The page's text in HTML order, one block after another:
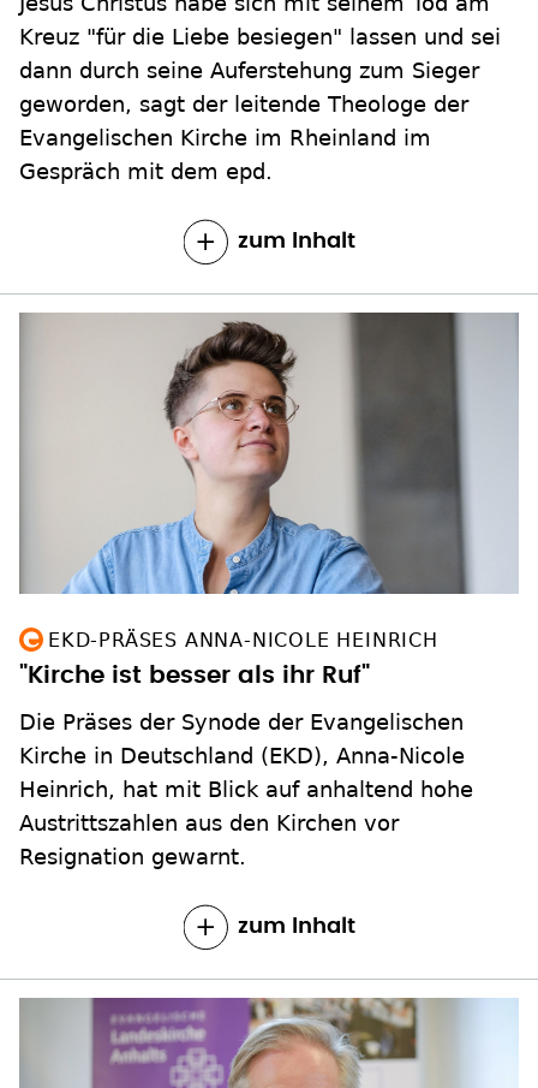
dann durch seine Auferstehung zum Sieger
geworden, sagt der leitende Theologe der
Evangelischen Kirche im Rheinland im
Gespräch mit dem epd.
zum Inhalt
EKD-PRÄSES ANNA-NICOLE HEINRICH
Die Präses der Synode der Evangelischen
Heinrich, hat mit Blick auf anhaltend hohe
Austrittszahlen aus den Kirchen vor
Resignation gewarnt.
zum Inhalt